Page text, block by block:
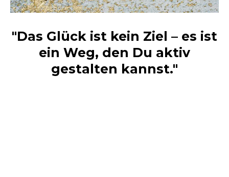
"Das Glück ist kein Ziel – es ist
ein Weg, den Du aktiv
gestalten kannst."